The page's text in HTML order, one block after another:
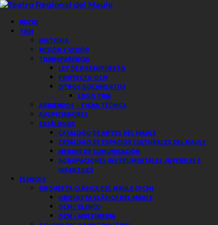
Saltar
contenido
Menú
principal
INICIO
TRM
HISTORIA
MISIÓN Y VISIÓN
TRANSPARENCIA
LEY DE PRESUPUESTO
PROYECTO OCM
OTROS DOCUMENTOS
LOGO TRM
ARRIENDOS – FICHA TÉCNICA
AUSPICIADORES
CATÁLOGOS
CATÁLOGO DE ARTES DEL MAULE
CATÁLOGO DE ESPACIOS CULTURALES DEL MAULE
MEDIOS DE COMUNICACIÓN
AGRUPACIONES INSTRUMENTALES JUVENILES E
INFANTILES
ELENCOS
ORQUESTA CLÁSICA DEL MAULE (OCM)
ORQUESTA CLÁSICA DEL MAULE
OCM / ELENCO
OCM / MULTIMEDIA